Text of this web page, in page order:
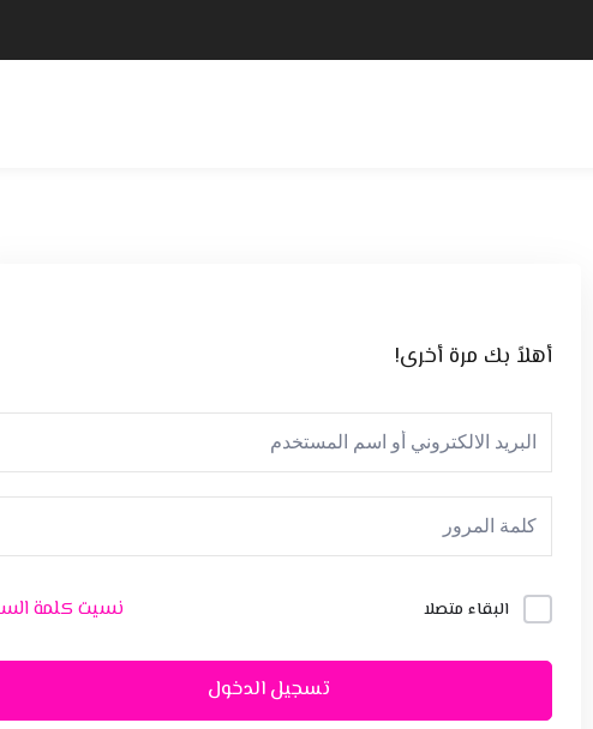
أهلاً بك مرة أخرى!
البقاء متصلا نسيت كلمة
تسجيل الدخول